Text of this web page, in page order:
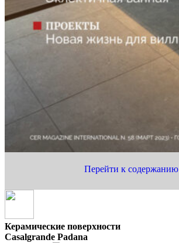
Перейти к содержанию
Керамические поверхности
Casalgrande Padana